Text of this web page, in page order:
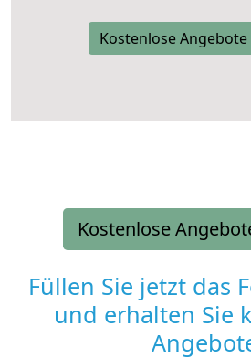
Kostenlose
Kostenlose
Füllen Sie jetzt das
und erhalten Sie